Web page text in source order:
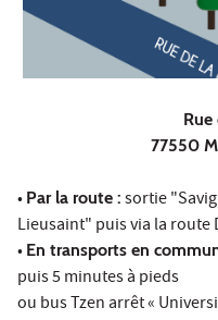
77550
• Par la route : sortie
Lieusaint" puis via la route
• En transports en
puis 5 minutes à pieds
ou bus Tzen arrêt «